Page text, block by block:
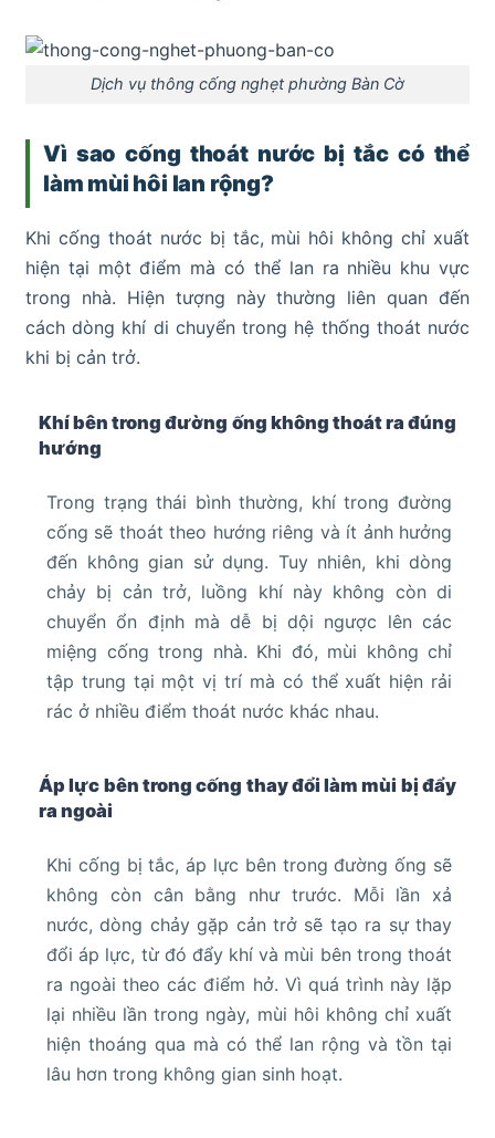
Dịch vụ thông cống nghẹt phường Bàn Cờ
Vì sao cống thoát nước bị tắc có thể
làm mùi hôi lan rộng?
Khi cống thoát nước bị tắc, mùi hôi không chỉ xuất
hiện tại một điểm mà có thể lan ra nhiều khu vực
trong nhà. Hiện tượng này thường liên quan đến
cách dòng khí di chuyển trong hệ thống thoát nước
khi bị cản trở.
Khí bên trong đường ống không thoát ra đúng
hướng
Trong trạng thái bình thường, khí trong đường
cống sẽ thoát theo hướng riêng và ít ảnh hưởng
đến không gian sử dụng. Tuy nhiên, khi dòng
chảy bị cản trở, luồng khí này không còn di
chuyển ổn định mà dễ bị dội ngược lên các
miệng cống trong nhà. Khi đó, mùi không chỉ
tập trung tại một vị trí mà có thể xuất hiện rải
rác ở nhiều điểm thoát nước khác nhau.
Áp lực bên trong cống thay đổi làm mùi bị đẩy
ra ngoài
Khi cống bị tắc, áp lực bên trong đường ống sẽ
không còn cân bằng như trước. Mỗi lần xả
nước, dòng chảy gặp cản trở sẽ tạo ra sự thay
đổi áp lực, từ đó đẩy khí và mùi bên trong thoát
ra ngoài theo các điểm hở. Vì quá trình này lặp
lại nhiều lần trong ngày, mùi hôi không chỉ xuất
hiện thoáng qua mà có thể lan rộng và tồn tại
lâu hơn trong không gian sinh hoạt.